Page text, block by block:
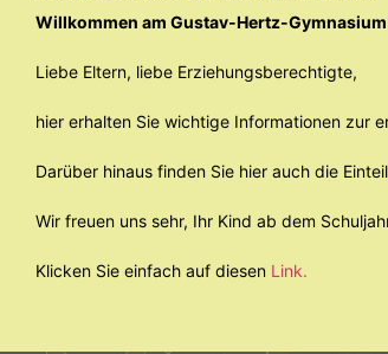
Willkommen am Gustav-Hertz-
Liebe Eltern, liebe Erziehungsberechtigte,
hier erhalten Sie wichtige Informationen zur
Darüber hinaus finden Sie hier auch die
Wir freuen uns sehr, Ihr Kind ab dem
Klicken Sie einfach auf diesen Link.